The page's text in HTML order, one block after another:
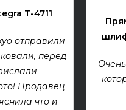
T-4711
отправили
перед
Продавец
что и